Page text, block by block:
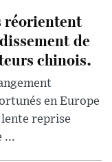
réorientent
de
chinois.
en Europe
lente reprise
...